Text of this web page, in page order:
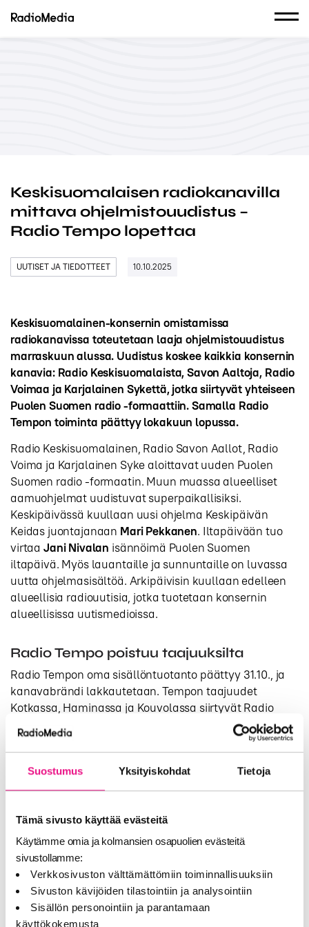
Suostumus Yksityiskohdat Tietoja
Tämä sivusto käyttää evästeitä
Käytämme omia ja kolmansien osapuolien evästeitä
sivustollamme:
Verkkosivuston välttämättömiin toiminnallisuuksiin
Sivuston kävijöiden tilastointiin ja analysointiin
Sisällön personointiin ja parantamaan
käyttökokemusta
Keskisuomalaisen radiokanavilla
mittava ohjelmistouudistus –
Radio Tempo lopettaa
UUTISET JA TIEDOTTEET 10.10.2025
Keskisuomalainen-konsernin omistamissa
radiokanavissa toteutetaan laaja ohjelmistouudistus
marraskuun alussa. Uudistus koskee kaikkia konsernin
kanavia: Radio Keskisuomalaista, Savon Aaltoja, Radio
Voimaa ja Karjalainen Sykettä, jotka siirtyvät yhteiseen
Puolen Suomen radio -formaattiin. Samalla Radio
Tempon toiminta päättyy lokakuun lopussa.
Radio Keskisuomalainen, Radio Savon Aallot, Radio
Voima ja Karjalainen Syke aloittavat uuden Puolen
Suomen radio -formaatin. Muun muassa alueelliset
aamuohjelmat uudistuvat superpaikallisiksi.
Keskipäivässä kuullaan uusi ohjelma Keskipäivän
Keidas juontajanaan Mari Pekkanen. Iltapäivään tuo
virtaa Jani Nivalan isännöimä Puolen Suomen
iltapäivä. Myös lauantaille ja sunnuntaille on luvassa
uutta ohjelmasisältöä. Arkipäivisin kuullaan edelleen
alueellisia radiouutisia, jotka tuotetaan konsernin
alueellisissa uutismedioissa.
Radio Tempo poistuu taajuuksilta
Radio Tempon oma sisällöntuotanto päättyy 31.10., ja
kanavabrändi lakkautetaan. Tempon taajuudet
Kotkassa, Haminassa ja Kouvolassa siirtyvät Radio
Voiman, ja Lappeenrannan sekä Imatran taajuudet
Karjalainen Sykkeen käyttöön.
Uudistus vastaa muuttuneisiin
Muutosten taustalla ovat radion kulutustottumusten
muutokset ja haastava markkinatilanne. Uudistus on
osa Keskisuomalaisen radioliiketoiminnan kehitys- ja
säästöohjelmaa.
”Ohjelmistoa uudistamalla haluamme varmistaa, että
olemme jatkossakin kiinnostava tuote kuulijoille ja